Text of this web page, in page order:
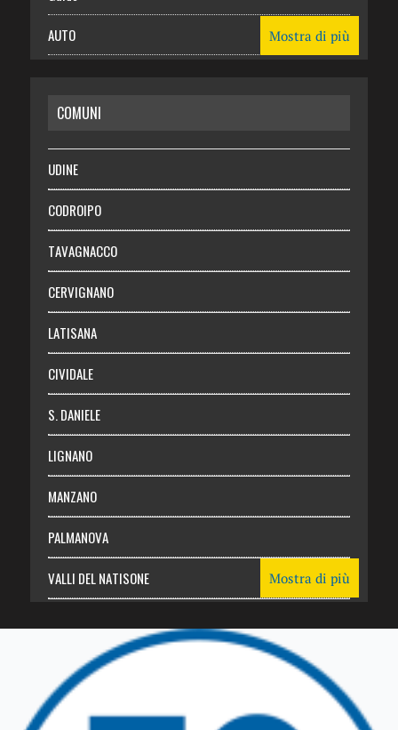
AUTO
RISPARMIO
SALUTE
Necrologie
Chi siamo
Abbonati
Login
Mostra di più
COMUNI
UDINE
CODROIPO
TAVAGNACCO
CERVIGNANO
LATISANA
CIVIDALE
S. DANIELE
LIGNANO
MANZANO
PALMANOVA
VALLI DEL NATISONE
TRICESIMO
TARCENTO
Mostra di più